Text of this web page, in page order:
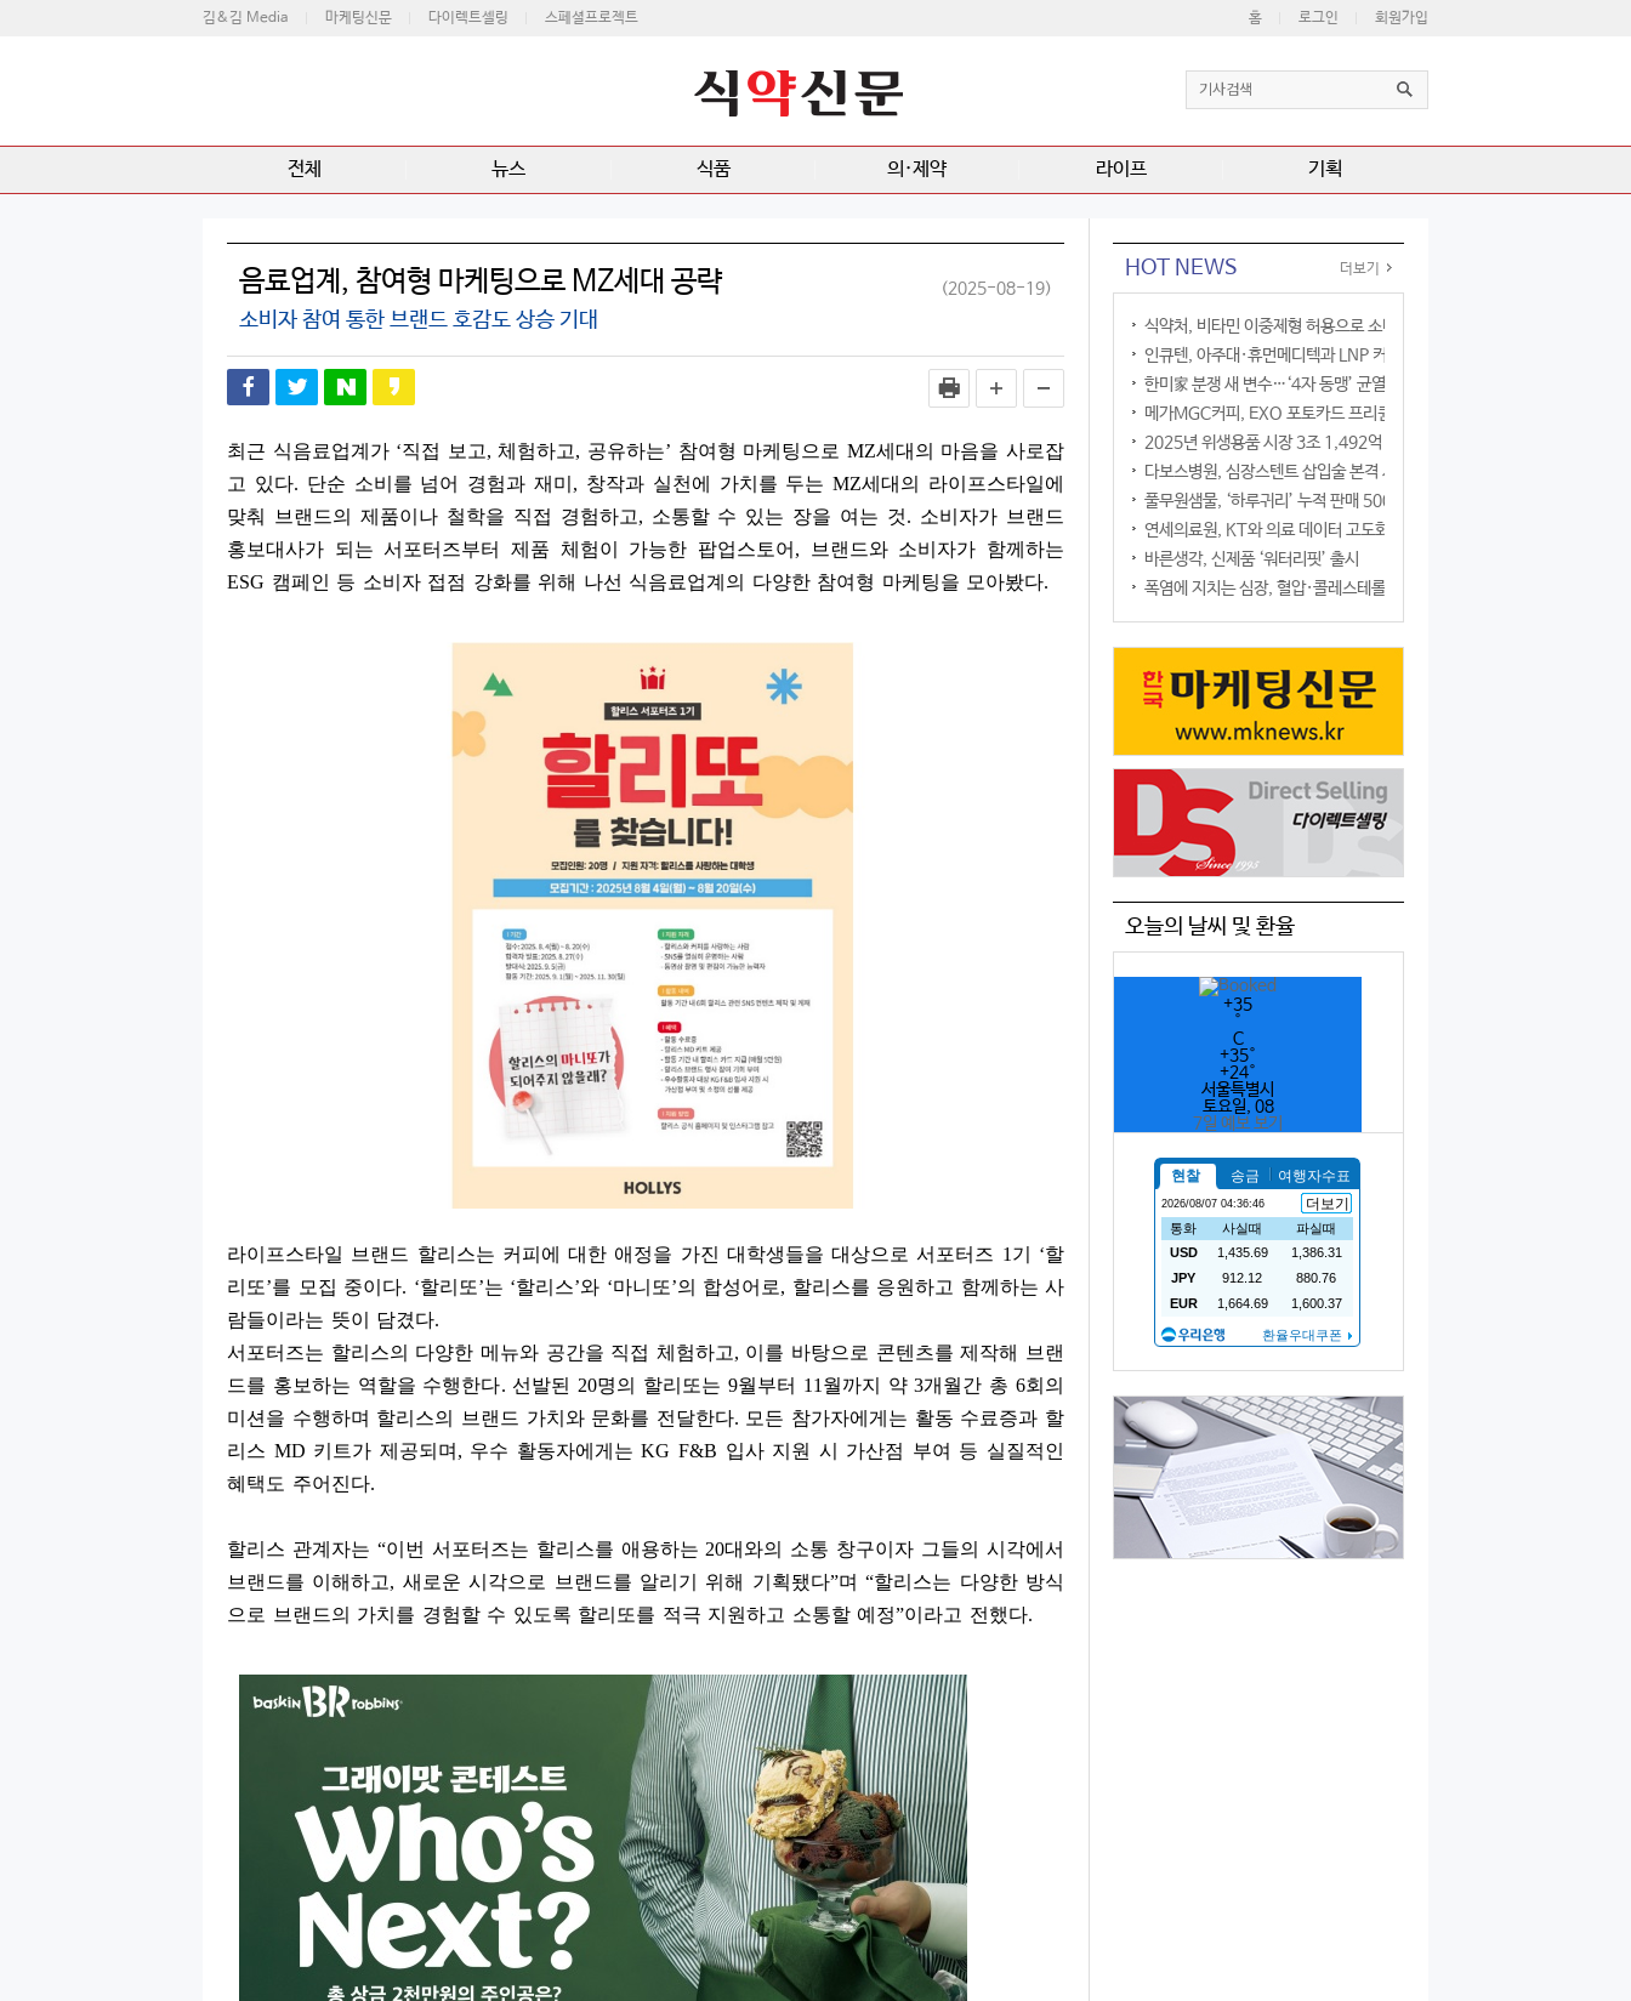
김&김 Media 마케팅신문 다이렉트셀링 스페셜프로젝트 홈 로그인 회원가입
전체 뉴스 식품 의·제약 라이프 기획
음료업계, 참여형 마케팅으로 MZ세대 공략 (2025-08-19)
소비자 참여 통한 브랜드 호감도 상승 기대
최근 식음료업계가 ‘직접 보고, 체험하고, 공유하는’ 참여형 마케팅으로 MZ세대의 마음을 사로잡
고 있다. 단순 소비를 넘어 경험과 재미 , 창작과 실천에 가치를 두는MZ세대의 라이프스타일에
맞춰 브랜드의 제품이나 철학을 직접 경험하고, 소통할 수 있는 장을 여는 것. 소비자가 브랜드
홍보대사가 되는 서포터즈부터 제품 체험이 가능한 팝업스토어 ,
브랜드와 소비자가 함께하는
ESG 캠페인 등 소비자 접점 강화를 위해 나선 식음료업계의 다양한 참여형 마케팅을 모아봤다.
라이프스타일 브랜드 할리스는 커피에 대한 애정을 가진 대학생들을 대상으로 서포터즈 1 기 ‘할
리또’를 모집 중이다. ‘할리또’는 ‘할리스’와 ‘마니또’의 합성어로, 할리스를 응원하고 함께하는 사
람들이라는 뜻이 담겼다.
서포터즈는 할리스의 다양한 메뉴와 공간을 직접 체험하고, 이를 바탕으로 콘텐츠를 제작해 브랜
드를 홍보하는 역할을 수행한다. 선발된 20명의 할리또는 9월부터 11 월까지 약3개월간 총6회의
미션을 수행하며 할리스의 브랜드 가치와 문화를 전달한다. 모든 참가자에게는 활동 수료증과 할
리스 MD 키트가 제공되며 , 우수 활동자에게는KG F&B 입사 지원 시 가산점 부여 등 실질적인
혜택도 주어진다.
할리스 관계자는 “이번 서포터즈는 할리스를 애용하는 20대와의 소통 창구이자 그들의 시각에서
브랜드를 이해하고, 새로운 시각으로 브랜드를 알리기 위해 기획됐다”며“할리스는 다양한 방식
으로 브랜드의 가치를 경험할 수 있도록 할리또를 적극 지원하고 소통할 예정”이라고 전했다.
HOT NEWS 더보기
식약처, 비타민 이중제형 허용으로 소비자 선택권 확대
인큐텐, 아주대·휴먼메디텍과 LNP 커큐민 공동연구
한미家 분쟁 새 변수…‘4자 동맹’ 균열 현실화
메가MGC커피, EXO 포토카드 프리퀀시 이벤트
2025년 위생용품 시장 3조 1,492억 원
다보스병원, 심장스텐트 삽입술 본격 시행
풀무원샘물, ‘하루귀리’ 누적 판매 500만 병 돌파
연세의료원, KT와 의료 데이터 고도화 협력
바른생각, 신제품 ‘워터리핏’ 출시
폭염에 지치는 심장, 혈압·콜레스테롤만 챙기면 될까?
오늘의 날씨 및 환율
+35
°
C
+35°
+24°
서울특별시
토요일, 08
7일 예보 보기